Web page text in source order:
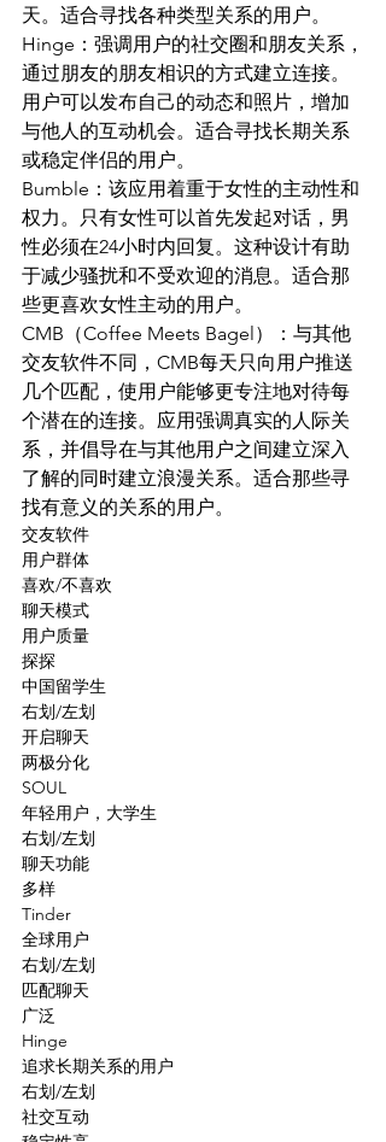
天。适合寻找各种类型关系的用户。
Hinge：强调用户的社交圈和朋友关系，
通过朋友的朋友相识的方式建立连接。
用户可以发布自己的动态和照片，增加
与他人的互动机会。适合寻找长期关系
或稳定伴侣的用户。
Bumble：该应用着重于女性的主动性和
权力。只有女性可以首先发起对话，男
性必须在24小时内回复。这种设计有助
于减少骚扰和不受欢迎的消息。适合那
些更喜欢女性主动的用户。
CMB（Coffee Meets Bagel）：与其他
交友软件不同，CMB每天只向用户推送
几个匹配，使用户能够更专注地对待每
个潜在的连接。应用强调真实的人际关
系，并倡导在与其他用户之间建立深入
了解的同时建立浪漫关系。适合那些寻
找有意义的关系的用户。
交友软件
用户群体
喜欢/不喜欢
聊天模式
用户质量
探探
中国留学生
右划/左划
开启聊天
两极分化
SOUL
年轻用户，大学生
右划/左划
聊天功能
多样
Tinder
全球用户
右划/左划
匹配聊天
广泛
Hinge
追求长期关系的用户
右划/左划
社交互动